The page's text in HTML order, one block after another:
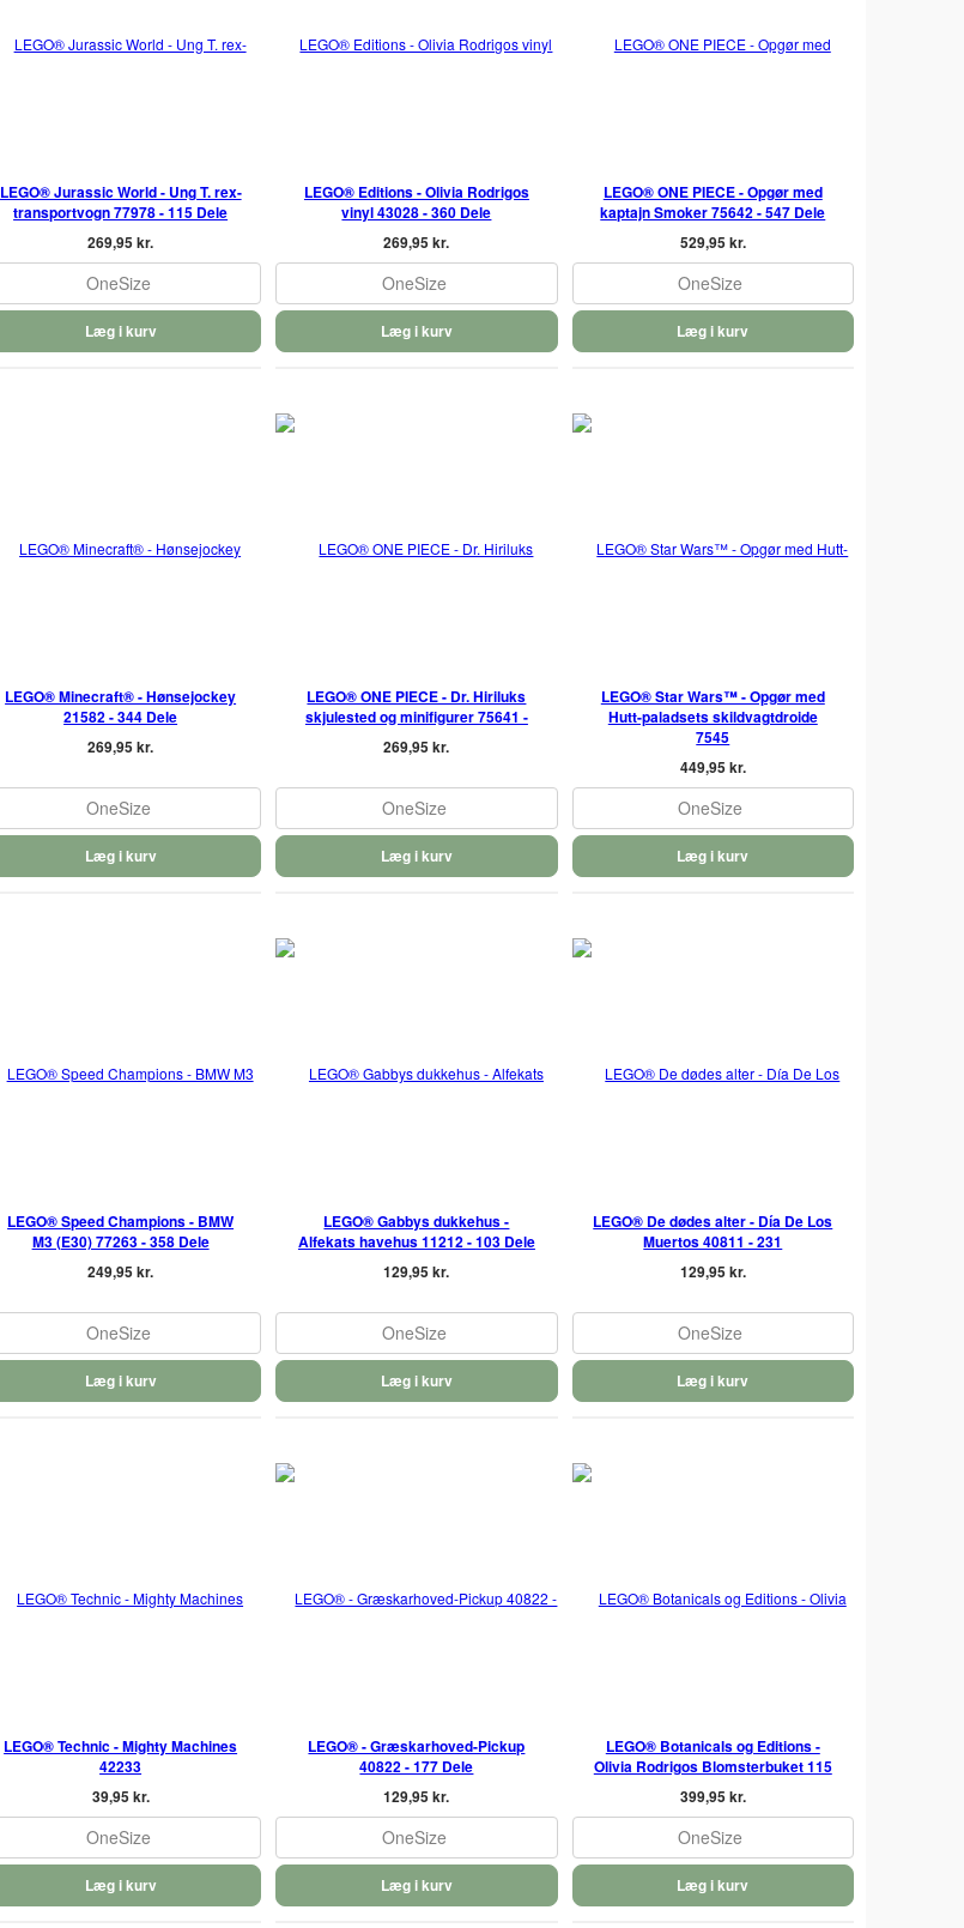
LEGO® Jurassic World - Ung T. rex-
transportvogn 77978 - 115 Dele
269,95 kr.
OneSize
Læg i kurv
LEGO® Editions - Olivia Rodrigos
vinyl 43028 - 360 Dele
269,95 kr.
OneSize
Læg i kurv
LEGO® ONE PIECE - Opgør med
kaptajn Smoker 75642 - 547 Dele
529,95 kr.
OneSize
Læg i kurv
LEGO® Minecraft® - Hønsejockey
21582 - 344 Dele
269,95 kr.
OneSize
Læg i kurv
LEGO® ONE PIECE - Dr. Hiriluks
skjulested og minifigurer 75641 -
269,95 kr.
OneSize
Læg i kurv
LEGO® Star Wars™ - Opgør med
Hutt-paladsets skildvagtdroide
7545
449,95 kr.
OneSize
Læg i kurv
LEGO® Speed Champions - BMW
M3 (E30) 77263 - 358 Dele
249,95 kr.
OneSize
Læg i kurv
LEGO® Gabbys dukkehus -
Alfekats havehus 11212 - 103 Dele
129,95 kr.
OneSize
Læg i kurv
LEGO® De dødes alter - Día De Los
Muertos 40811 - 231
129,95 kr.
OneSize
Læg i kurv
LEGO® Technic - Mighty Machines
42233
39,95 kr.
OneSize
Læg i kurv
LEGO® - Græskarhoved-Pickup
40822 - 177 Dele
129,95 kr.
OneSize
Læg i kurv
LEGO® Botanicals og Editions -
Olivia Rodrigos Blomsterbuket 115
399,95 kr.
OneSize
Læg i kurv